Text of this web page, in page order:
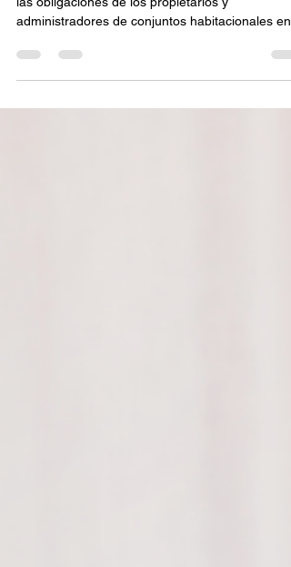
En Colombia, existen regulaciones que
administradores de conjuntos habitacionales